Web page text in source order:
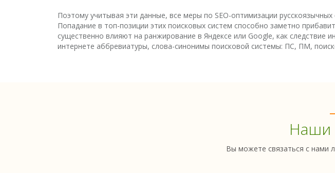
Поэтому учитывая эти данные, все меры по SEO-оптимизации
Попадание в топ-позиции этих поисковых систем способно заметно
существенно влияют на ранжирование в Яндексе или Google, как
интернете аббревиатуры, слова-синонимы поисковой системы: ПС, ПМ,
Наши
Вы можете связаться с нами